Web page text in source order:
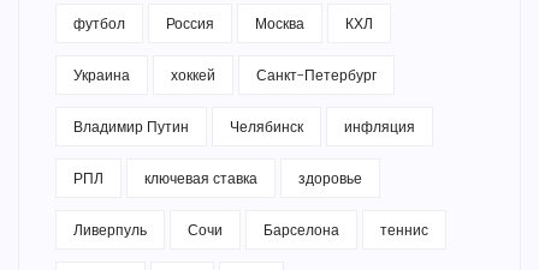
футбол Россия Москва КХЛ
Украина хоккей Санкт-Петербург
Владимир Путин Челябинск инфляция
РПЛ ключевая ставка здоровье
Ливерпуль Сочи Барселона теннис